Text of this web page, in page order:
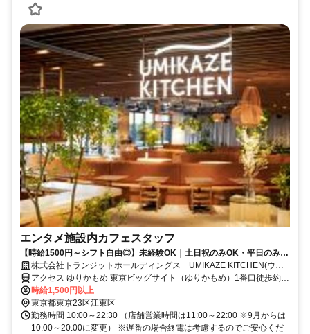
エンタメ施設内カフェスタッフ
【時給1500円～シフト自由◎】未経験OK｜土日祝のみOK・平日のみ
OK｜ 土日祝時給＋150円｜通勤に便利な駅近立地♪
株式会社トランジットホールディングス UMIKAZE KITCHEN(ウミ
カゼキッチン)
アクセス ゆりかもめ 東京ビッグサイト（ゆりかもめ）1番口徒歩約5
分、りんかい線 国際展示場（りんかい線）C口徒歩約9分、ゆりかも
め 有明（東京都）1番口徒歩約12分
時給1,500円以上
東京都東京23区江東区
勤務時間 10:00～22:30 （店舗営業時間は11:00～22:00 ※9月からは
10:00～20:00に変更） ※遅番の場合終電は考慮するのでご安心くだ